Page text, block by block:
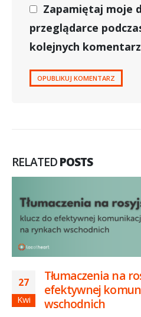
Zapamiętaj moje
przeglądarce
kolejnych
RELATEDPOSTS
27
Kwi
Tłumaczenia na
efektywnej
wschodnich